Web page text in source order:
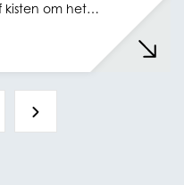
kisten om het…